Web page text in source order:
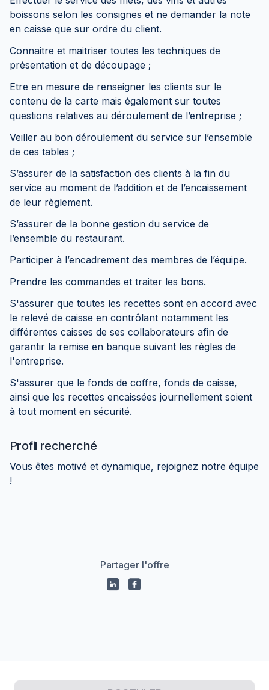
boissons selon les consignes et ne demander la note
en caisse que sur ordre du client.
Connaitre et maitriser toutes les techniques de
présentation et de découpage ;
Etre en mesure de renseigner les clients sur le
contenu de la carte mais également sur toutes
questions relatives au déroulement de l’entreprise ;
Veiller au bon déroulement du service sur l’ensemble
de ces tables ;
S’assurer de la satisfaction des clients à la fin du
service au moment de l’addition et de l’encaissement
de leur règlement.
S’assurer de la bonne gestion du service de
l’ensemble du restaurant.
Participer à l’encadrement des membres de l’équipe.
Prendre les commandes et traiter les bons.
S'assurer que toutes les recettes sont en accord avec
le relevé de caisse en contrôlant notamment les
différentes caisses de ses collaborateurs afin de
garantir la remise en banque suivant les règles de
l'entreprise.
S'assurer que le fonds de coffre, fonds de caisse,
ainsi que les recettes encaissées journellement soient
à tout moment en sécurité.
Profil recherché
Vous êtes motivé et dynamique, rejoignez notre équipe
!
Partager l'offre